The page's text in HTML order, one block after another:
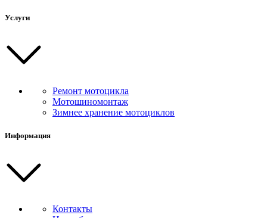
Услуги
Ремонт мотоцикла
Мотошиномонтаж
Зимнее хранение мотоциклов
Информация
Контакты